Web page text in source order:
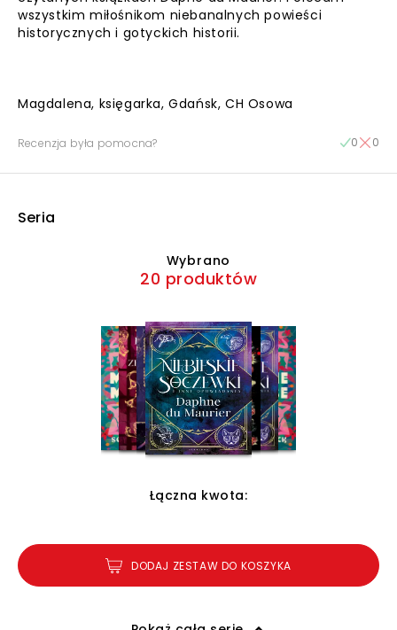
wszystkim miłośnikom niebanalnych powieści
historycznych i gotyckich historii.
Magdalena, księgarka, Gdańsk, CH Osowa
Recenzja była pomocna? 0 0
Seria
Wybrano
20 produktów
Łączna kwota:
DODAJ ZESTAW DO KOSZYKA